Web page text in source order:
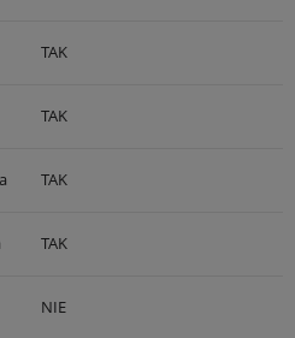
TAK
TAK
TAK
TAK
NIE